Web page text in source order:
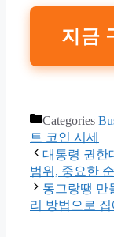
Categories
트 코인 시세
대통령 권한
범위, 중요한
동그랑땡 만
리 방법으로